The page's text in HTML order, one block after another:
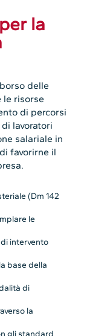
la
delle
le risorse
di percorsi
lavoratori
salariale in
favorirne il
(Dm 142
le
intervento
base della
di
la